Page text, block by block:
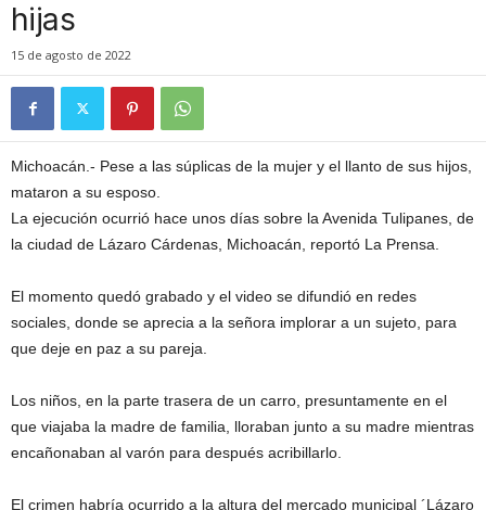
hijas
15 de agosto de 2022
Michoacán.- Pese a las súplicas de la mujer y el llanto de sus hijos,
mataron a su esposo.
La ejecución ocurrió hace unos días sobre la Avenida Tulipanes, de
la ciudad de Lázaro Cárdenas, Michoacán, reportó La Prensa.
El momento quedó grabado y el video se difundió en redes
sociales, donde se aprecia a la señora implorar a un sujeto, para
que deje en paz a su pareja.
Los niños, en la parte trasera de un carro, presuntamente en el
que viajaba la madre de familia, lloraban junto a su madre mientras
encañonaban al varón para después acribillarlo.
El crimen habría ocurrido a la altura del mercado municipal ´Lázaro